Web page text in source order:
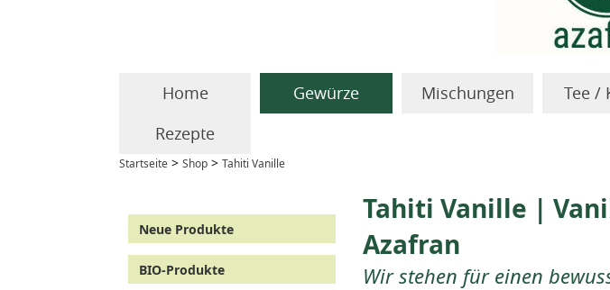
Home Gewürze Mischungen Tee /
Rezepte
Startseite > Shop > Tahiti Vanille
Neue Produkte
BIO-Produkte
Tahiti Vanille |
Azafran
Wir stehen für einen